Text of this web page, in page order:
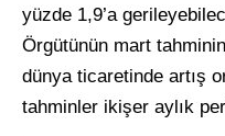
yüzde 1,9’a
Örgütünün mart
dünya ticaretinde artış
tahminler ikişer aylık